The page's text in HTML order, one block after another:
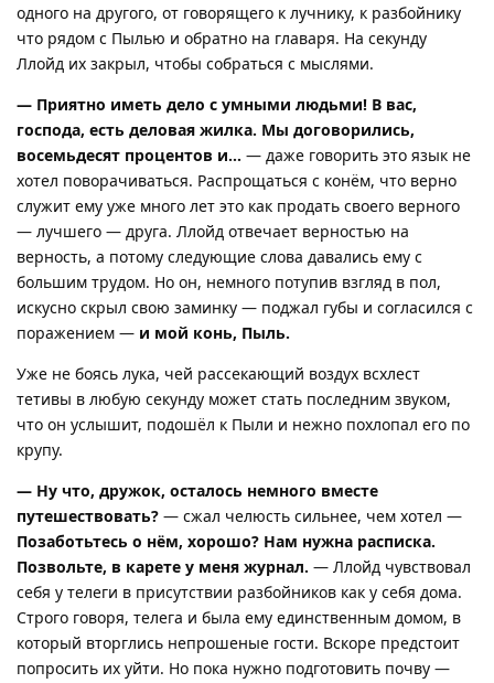
одного на другого, от говорящего к лучнику, к разбойнику
что рядом с Пылью и обратно на главаря. На секунду
Ллойд их закрыл, чтобы собраться с мыслями.
— Приятно иметь дело с умными людьми! В вас,
господа, есть деловая жилка. Мы договорились,
восемьдесят процентов и… — даже говорить это язык не
хотел поворачиваться. Распрощаться с конём, что верно
служит ему уже много лет это как продать своего верного
— лучшего — друга. Ллойд отвечает верностью на
верность, а потому следующие слова давались ему с
большим трудом. Но он, немного потупив взгляд в пол,
искусно скрыл свою заминку — поджал губы и согласился с
поражением — и мой конь, Пыль.
Уже не боясь лука, чей рассекающий воздух всхлест
тетивы в любую секунду может стать последним звуком,
что он услышит, подошёл к Пыли и нежно похлопал его по
крупу.
— Ну что, дружок, осталось немного вместе
путешествовать? — сжал челюсть сильнее, чем хотел —
Позаботьтесь о нём, хорошо? Нам нужна расписка.
Позвольте, в карете у меня журнал. — Ллойд чувствовал
себя у телеги в присутствии разбойников как у себя дома.
Строго говоря, телега и была ему единственным домом, в
который вторглись непрошеные гости. Вскоре предстоит
попросить их уйти. Но пока нужно подготовить почву —